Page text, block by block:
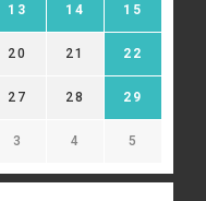
13 14 15
20 21 22
27 28 29
3 4 5